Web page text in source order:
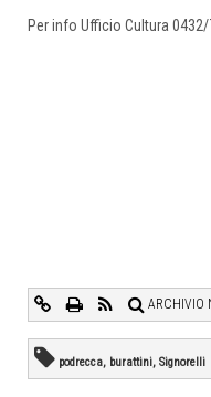
Per info Ufficio Cultura
ARCHIVIO
podrecca, burattini, Signorelli